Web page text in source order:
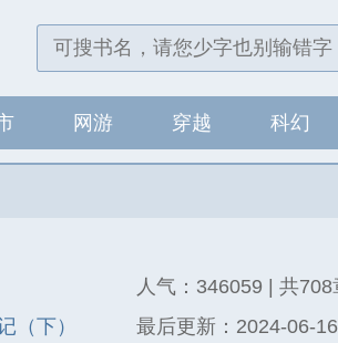
网游 穿越 科幻
人气：346059 | 共
（下）
最后更新：2024-06-